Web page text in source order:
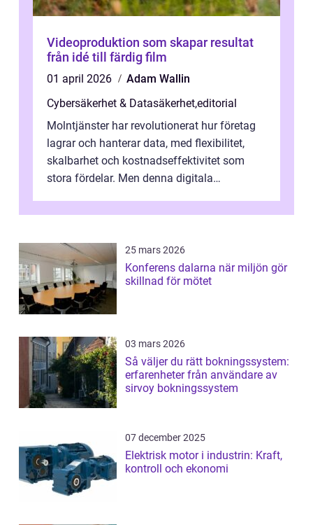
Videoproduktion som skapar resultat
från idé till färdig film
01 april 2026
Adam Wallin
Cybersäkerhet & Datasäkerhet,editorial
Molntjänster har revolutionerat hur företag
lagrar och hanterar data, med flexibilitet,
skalbarhet och kostnadseffektivitet som
stora fördelar. Men denna digitala
25 mars 2026
Konferens dalarna när miljön gör
skillnad för mötet
03 mars 2026
Så väljer du rätt bokningssystem:
erfarenheter från användare av
sirvoy bokningssystem
07 december 2025
Elektrisk motor i industrin: Kraft,
kontroll och ekonomi